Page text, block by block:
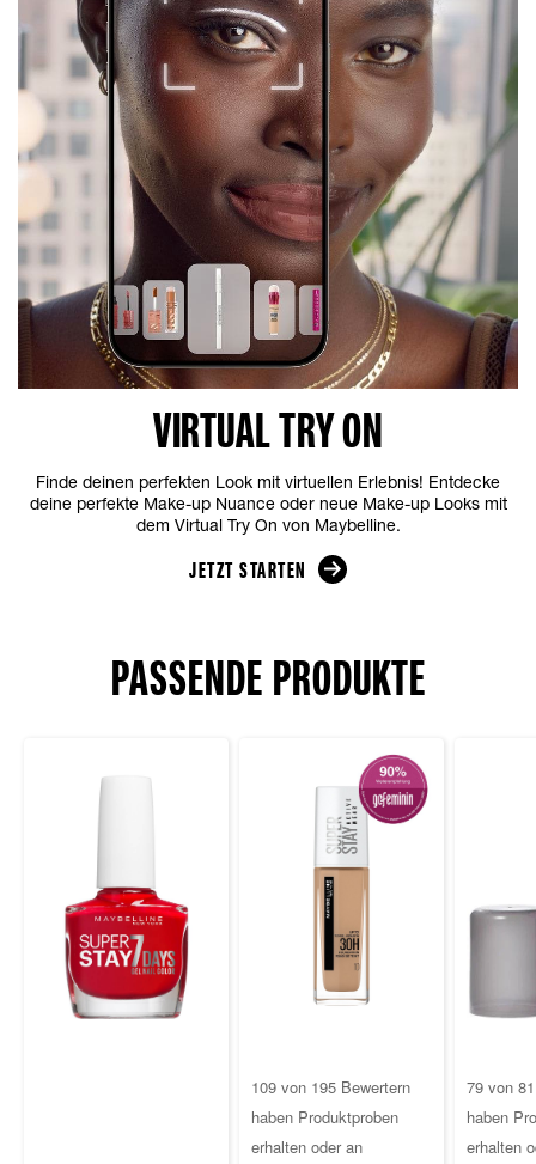
VIRTUAL TRY ON
Finde deinen perfekten Look mit virtuellen Erlebnis! Entdecke
deine perfekte Make-up Nuance oder neue Make-up Looks mit
dem Virtual Try On von Maybelline.
JETZT STARTEN
PASSENDE PRODUKTE
von
5
Sternen.
109 von 195 Bewertern
haben Produktproben
erhalten oder an
von
5
79 von
haben
erhalten